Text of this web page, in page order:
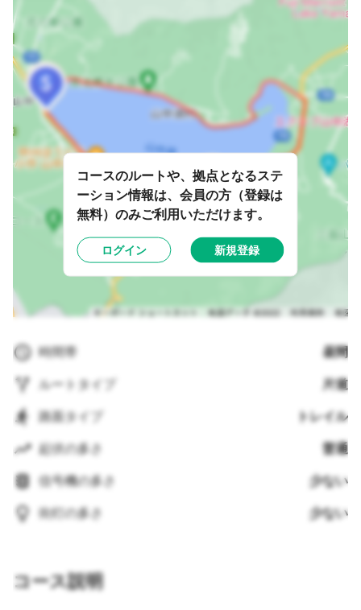
時間帯 昼間
ルートタイプ 片道
路面タイプ トレイル
起伏の多さ 普通
信号機の多さ 少ない
街灯の多さ 少ない
コース説明
コースのルートや、拠点となるステ
ーション情報は、会員の方（登録は
無料）のみご利用いただけます。
ログイン 新規登録